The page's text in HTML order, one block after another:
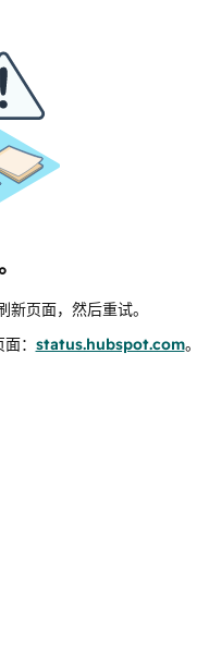
页面，然后重试。
： status.hubspot.com。